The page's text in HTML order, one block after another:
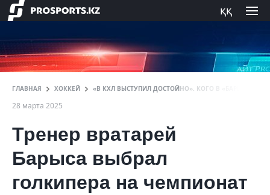
ққ
ГЛАВНАЯ ХОККЕЙ «В КХЛ ВЫСТУПИЛ ДОСТОЙНО». КОГО В «БАРЫСЕ»
28 марта 2025
Тренер вратарей
Барыса выбрал
голкипера на чемпионат